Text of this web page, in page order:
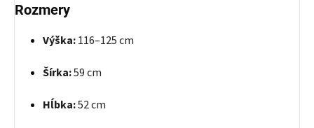
Rozmery
Výška:116–125 cm
Šírka:59 cm
Hĺbka:52 cm